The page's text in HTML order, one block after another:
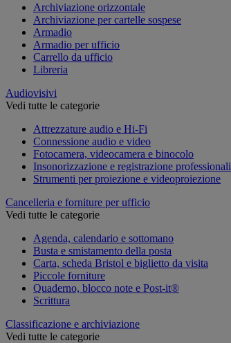
Archiviazione orizzontale
Archiviazione per cartelle sospese
Armadio
Armadio per ufficio
Carrello da ufficio
Libreria
Audiovisivi
Vedi tutte le categorie
Attrezzature audio e Hi-Fi
Connessione audio e video
Fotocamera, videocamera e binocolo
Insonorizzazione e registrazione professionali
Strumenti per proiezione e videoproiezione
Cancelleria e forniture per ufficio
Vedi tutte le categorie
Agenda, calendario e sottomano
Busta e smistamento della posta
Carta, scheda Bristol e biglietto da visita
Piccole forniture
Quaderno, blocco note e Post-it®
Scrittura
Classificazione e archiviazione
Vedi tutte le categorie